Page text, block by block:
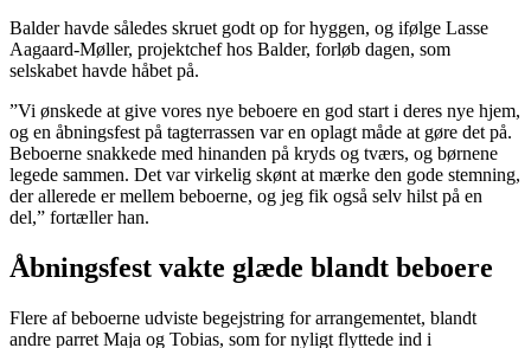
Balder havde således skruet godt op for hyggen, og ifølge Lasse
Aagaard-Møller, projektchef hos Balder, forløb dagen, som
selskabet havde håbet på.
”Vi ønskede at give vores nye beboere en god start i deres nye hjem,
og en åbningsfest på tagterrassen var en oplagt måde at gøre det på.
Beboerne snakkede med hinanden på kryds og tværs, og børnene
legede sammen. Det var virkelig skønt at mærke den gode stemning,
der allerede er mellem beboerne, og jeg fik også selv hilst på en
del,” fortæller han.
Åbningsfest vakte glæde blandt beboere
Flere af beboerne udviste begejstring for arrangementet, blandt
andre parret Maja og Tobias, som for nyligt flyttede ind i